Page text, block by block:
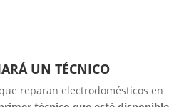
UN TÉCNICO
reparan electrodomésticos en